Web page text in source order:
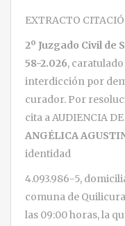
EXTRACTO
2º Juzgado Civil de
58-2.026,
interdicción por
curador. Por
cita a AUDIENCIA
ANGÉLICA
identidad
4.093.986-5,
comuna de
las 09:00 horas, la